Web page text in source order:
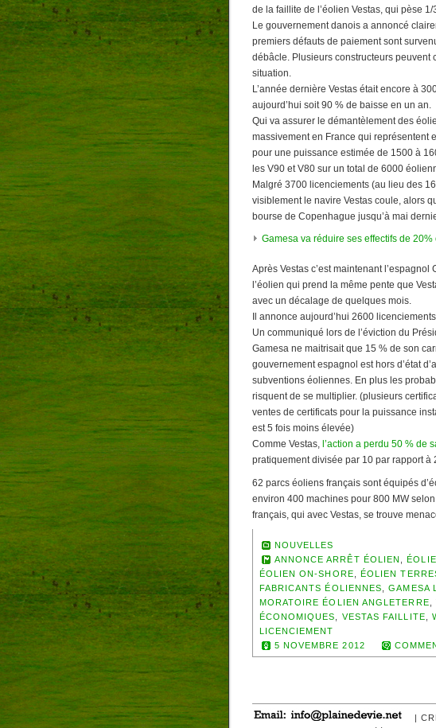
de la faillite de l’éolien Vestas, qui pèse
Le gouvernement danois a annoncé
premiers défauts de paiement sont
débâcle. Plusieurs constructeurs peuvent
situation.
L’année dernière Vestas était encore à
aujourd’hui soit 90 % de baisse en un an.
Qui va assurer le démantèlement des
massivement en France qui représentent
pour une puissance estimée de 1500 à
les V90 et V80 sur un total de 6000
Malgré 3700 licenciements (au lieu des
visiblement le navire Vestas coule, alors
bourse de Copenhague jusqu’à mai
Gamesa va réduire ses effectifs de
Après Vestas c’est maintenant
l’éolien qui prend la même pente que
avec un décalage de quelques mois.
Il annonce aujourd’hui 2600 licenciements
Un communiqué lors de l’éviction du
Gamesa ne maitrisait que 15 % de son
gouvernement espagnol est hors d’état
subventions éoliennes. En plus les
risquent de se multiplier. (plusieurs
ventes de certificats pour la puissance
est 5 fois moins élevée)
Comme Vestas, l’action a perdu 50 % de
pratiquement divisée par 10 par rapport à
62 parcs éoliens français sont équipés
environ 400 machines pour 800 MW
français, qui avec Vestas, se trouve
NOUVELLES
ANNONCE ARRÊT ÉOLIEN
,
ÉOLIEN ON-SHORE
ÉOLIEN
FABRICANTS ÉOLIENNES ,GAMESA
MORATOIRE ÉOLIEN ANGLETERRE
ÉCONOMIQUES
VESTAS FAILLITE
LICENCIEMENT
5 NOVEMBRE 2012
|